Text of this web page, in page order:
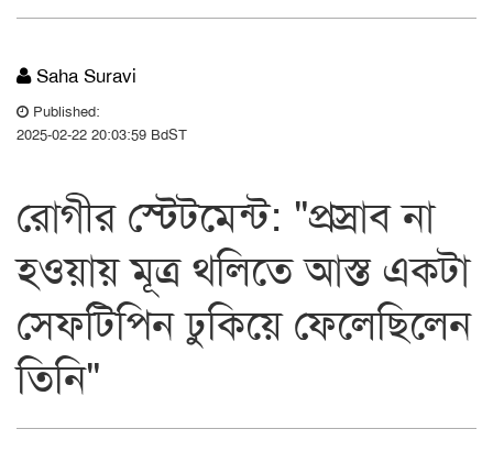
Saha Suravi
Published:
2025-02-22 20:03:59 BdST
রোগীর স্টেটমেন্ট: "প্রস্রাব না
হওয়ায় মূত্র থলিতে আস্ত একটা
সেফটিপিন ঢুকিয়ে ফেলেছিলেন
তিনি"